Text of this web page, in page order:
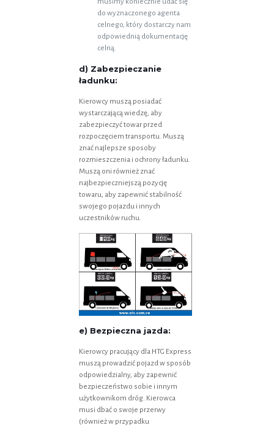
do wyznaczonego agenta
celnego, który dostarczy nam
odpowiednią dokumentację
celną.
d) Zabezpieczanie
ładunku:
Kierowcy muszą posiadać
wystarczającą wiedzę, aby
zabezpieczyć towar przed
rozpoczęciem transportu. Muszą
znać najlepsze sposoby
rozmieszczenia i ochrony ładunku.
Muszą oni również znać
najbezpieczniejszą pozycję
towaru, aby zapewnić stabilność
swojego pojazdu i innych
uczestników ruchu.
e) Bezpieczna jazda:
Kierowcy pracujący dla HTG Express
muszą prowadzić pojazd w sposób
odpowiedzialny, aby zapewnić
bezpieczeństwo sobie i innym
użytkownikom dróg. Kierowca
musi dbać o swoje przerwy
(również w przypadku